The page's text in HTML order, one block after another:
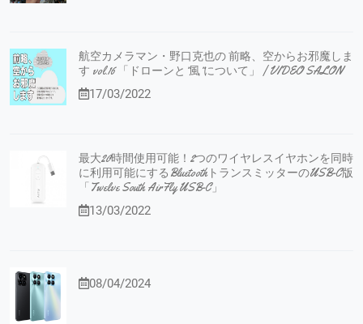
航空カメラマン・野口克也の 前略、空からお邪魔しま
す vol.16 「ドローンと”風”について」 | VIDEO SALON
17/03/2022
最大20時間使用可能！2つのワイヤレスイヤホンを同時
に利用可能にするBluetoothトランスミッターのUSB-C版
「Twelve South AirFly USB-C」
13/03/2022
08/04/2024